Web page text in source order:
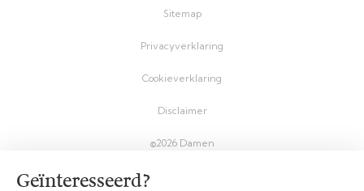
Geïnteresseerd?
©2026 Damen
Sitemap
Privacyverklaring
Cookieverklaring
Disclaimer